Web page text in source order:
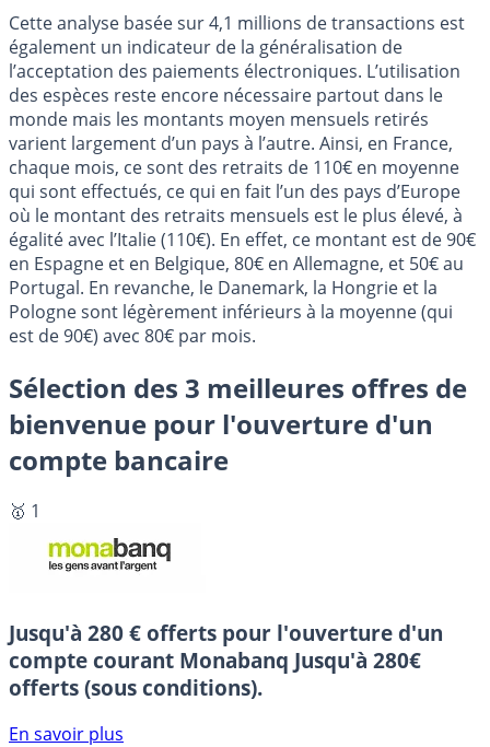
Cette analyse basée sur 4,1 millions de transactions est
également un indicateur de la généralisation de
l’acceptation des paiements électroniques. L’utilisation
des espèces reste encore nécessaire partout dans le
monde mais les montants moyen mensuels retirés
varient largement d’un pays à l’autre. Ainsi, en France,
chaque mois, ce sont des retraits de 110€ en moyenne
qui sont effectués, ce qui en fait l’un des pays d’Europe
où le montant des retraits mensuels est le plus élevé, à
égalité avec l’Italie (110€). En effet, ce montant est de 90€
en Espagne et en Belgique, 80€ en Allemagne, et 50€ au
Portugal. En revanche, le Danemark, la Hongrie et la
Pologne sont légèrement inférieurs à la moyenne (qui
est de 90€) avec 80€ par mois.
Sélection des 3 meilleures offres de
bienvenue pour l'ouverture d'un
compte bancaire
🥇 1
Jusqu'à 280 € offerts pour l'ouverture d'un
compte courant Monabanq Jusqu'à 280€
offerts (sous conditions).
En savoir plus